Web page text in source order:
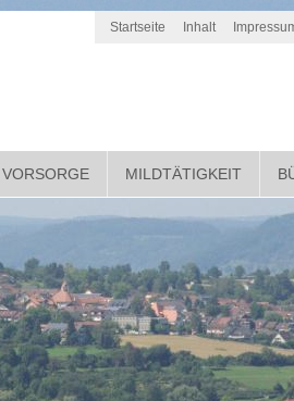
Startseite Inhalt
VORSORGE MILDTÄTIGKEIT